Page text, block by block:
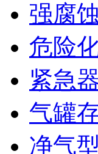
强腐
危险
紧急
气罐
净气